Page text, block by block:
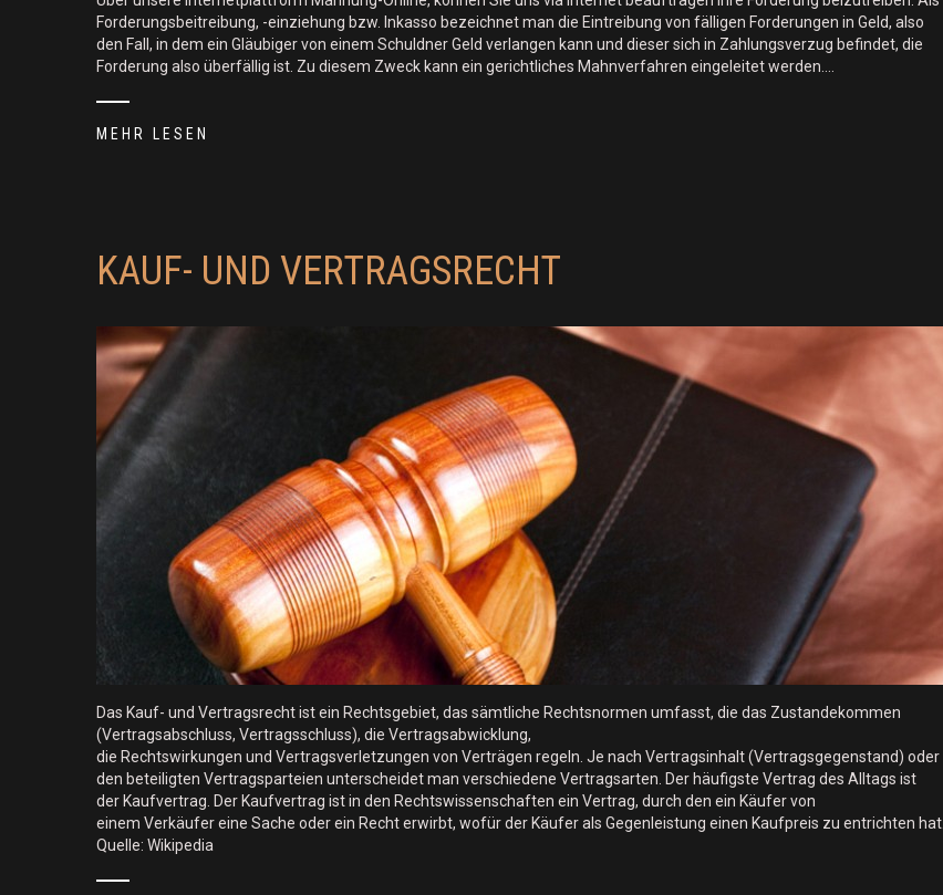
Forderungsbeitreibung, -einziehung bzw. Inkasso bezeichnet man die Eintreibung von fälligen Forderungen in Geld, also
den Fall, in dem ein Gläubiger von einem Schuldner Geld verlangen kann und dieser sich in Zahlungsverzug befindet, die
Forderung also überfällig ist. Zu diesem Zweck kann ein gerichtliches Mahnverfahren eingeleitet werden.…
MEHR LESEN
KAUF- UND VERTRAGSRECHT
Das Kauf- und Vertragsrecht ist ein Rechtsgebiet, das sämtliche Rechtsnormen umfasst, die das Zustandekommen
(Vertragsabschluss, Vertragsschluss), die Vertragsabwicklung,
die Rechtswirkungen und Vertragsverletzungen von Verträgen regeln. Je nach Vertragsinhalt (Vertragsgegenstand) oder
den beteiligten Vertragsparteien unterscheidet man verschiedene Vertragsarten. Der häufigste Vertrag des Alltags ist
der Kaufvertrag. Der Kaufvertrag ist in den Rechtswissenschaften ein Vertrag, durch den ein Käufer von
einem Verkäufer eine Sache oder ein Recht erwirbt, wofür der Käufer als Gegenleistung einen Kaufpreis zu entrichten hat.
Quelle: Wikipedia